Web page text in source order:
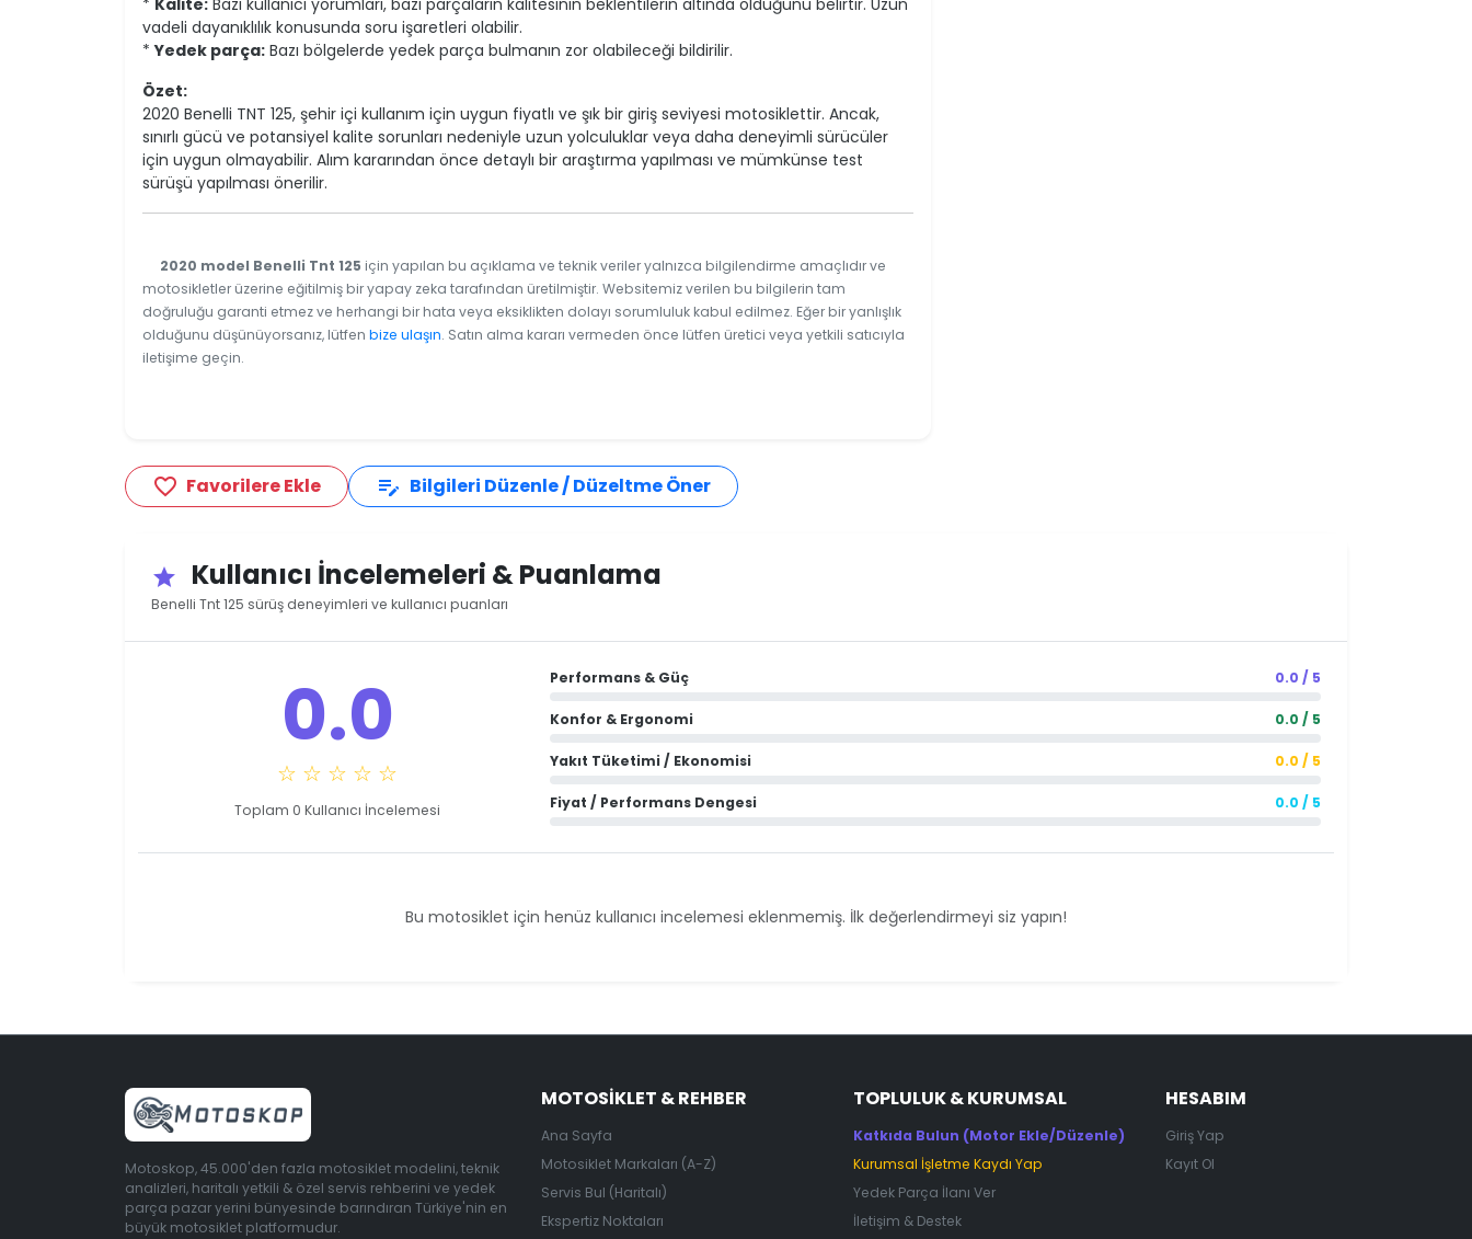
vadeli dayanıklılık konusunda soru işaretleri olabilir.
*Yedek parça: Bazı bölgelerde yedek parça bulmanın zor olabileceği bildirilir.
Özet:
2020 Benelli TNT 125, şehir içi kullanım için uygun fiyatlı ve şık bir giriş seviyesi motosiklettir. Ancak,
sınırlı gücü ve potansiyel kalite sorunları nedeniyle uzun yolculuklar veya daha deneyimli sürücüler
için uygun olmayabilir. Alım kararından önce detaylı bir araştırma yapılması ve mümkünse test
sürüşü yapılması önerilir.
2020 model Benelli Tnt 125 için yapılan bu açıklama ve teknik veriler yalnızca bilgilendirme amaçlıdır ve
motosikletler üzerine eğitilmiş bir yapay zeka tarafından üretilmiştir. Websitemiz verilen bu bilgilerin tam
doğruluğu garanti etmez ve herhangi bir hata veya eksiklikten dolayı sorumluluk kabul edilmez. Eğer bir yanlışlık
olduğunu düşünüyorsanız, lütfen bize ulaşın. Satın alma kararı vermeden önce lütfen üretici veya yetkili satıcıyla
iletişime geçin.
favorite_border Favorilere Ekle edit_note Bilgileri Düzenle / Düzeltme Öner
star Kullanıcı İncelemeleri & Puanlama
Benelli Tnt 125 sürüş deneyimleri ve kullanıcı puanları
0.0
☆ ☆ ☆ ☆ ☆
Toplam 0 Kullanıcı İncelemesi
Performans & Güç 0.0 / 5
Konfor & Ergonomi 0.0 / 5
Yakıt Tüketimi / Ekonomisi 0.0 / 5
Fiyat / Performans Dengesi 0.0 / 5
Bu motosiklet için henüz kullanıcı incelemesi eklenmemiş. İlk değerlendirmeyi siz yapın!
Motoskop, 45.000'den fazla motosiklet modelini, teknik
analizleri, haritalı yetkili & özel servis rehberini ve yedek
parça pazar yerini bünyesinde barındıran Türkiye'nin en
büyük motosiklet platformudur.
MOTOSIKLET & REHBER
Ana Sayfa
Motosiklet Markaları (A-Z)
Servis Bul (Haritalı)
Ekspertiz Noktaları
TOPLULUK & KURUMSAL
Katkıda Bulun (Motor Ekle/Düzenle)
Kurumsal İşletme Kaydı Yap
Yedek Parça İlanı Ver
İletişim & Destek
HESABIM
Giriş Yap
Kayıt Ol